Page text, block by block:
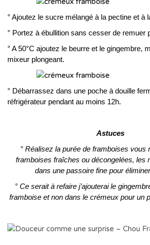
° Ajoutez le sucre mélangé à la pectine et à
° Portez à ébullition sans cesser de remuer
° A 50°C ajoutez le beurre et le gingembre,
mixeur plongeant.
° Débarrassez dans une poche à douille
réfrigérateur pendant au moins 12h.
Astuces
° Réalisez la purée de framboises vous
framboises fraîches ou décongelées, les
dans une passoire fine pour
° Ce serait à refaire j’ajouterai le
framboise et non dans le crémeux pour un